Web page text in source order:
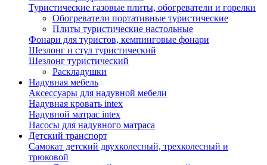
Туристические газовые плиты, обогреватели и горелки
Обогреватели портативные туристические
Плиты туристические настольные
Фонари для туристов, кемпинговые фонари
Шезлонг и стул туристический
Шезлонг туристический
Раскладушки
Надувная мебель
Аксессуары для надувной мебели
Надувная кровать intex
Надувной матрас intex
Насосы для надувного матраса
Детский транспорт
Самокат детский двухколесный, трехколесный и
трюковой